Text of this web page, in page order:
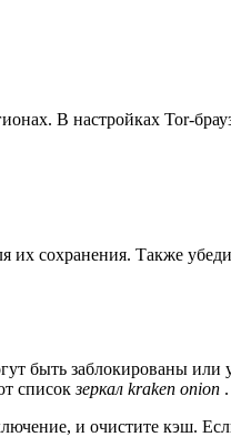
В настройках Tor-
сохранения. Также
быть заблокированы или
списокзеркал kraken onion .
и очистите кэш.